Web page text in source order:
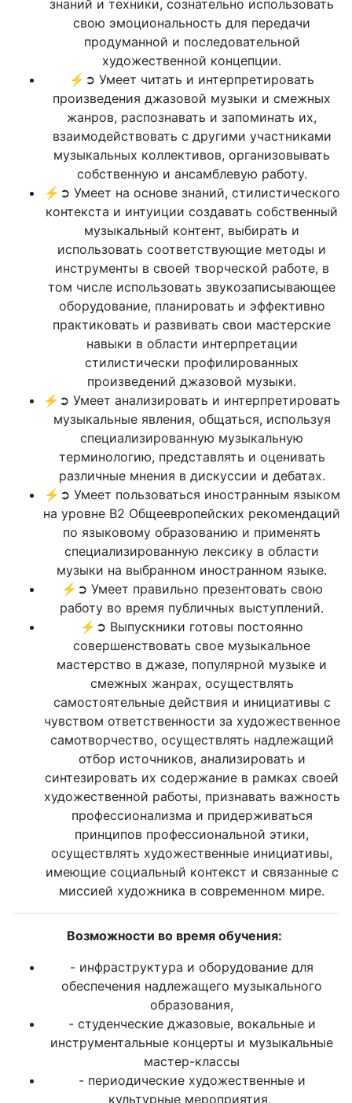
знаний и техники, сознательно использовать
свою эмоциональность для передачи
продуманной и последовательной
художественной концепции.
⚡➲ Умеет читать и интерпретировать
произведения джазовой музыки и смежных
жанров, распознавать и запоминать их,
взаимодействовать с другими участниками
музыкальных коллективов, организовывать
собственную и ансамблевую работу.
⚡➲ Умеет на основе знаний, стилистического
контекста и интуиции создавать собственный
музыкальный контент, выбирать и
использовать соответствующие методы и
инструменты в своей творческой работе, в
том числе использовать звукозаписывающее
оборудование, планировать и эффективно
практиковать и развивать свои мастерские
навыки в области интерпретации
стилистически профилированных
произведений джазовой музыки.
⚡➲ Умеет анализировать и интерпретировать
музыкальные явления, общаться, используя
специализированную музыкальную
терминологию, представлять и оценивать
различные мнения в дискуссии и дебатах.
⚡➲ Умеет пользоваться иностранным языком
на уровне В2 Общеевропейских рекомендаций
по языковому образованию и применять
специализированную лексику в области
музыки на выбранном иностранном языке.
⚡➲ Умеет правильно презентовать свою
работу во время публичных выступлений.
⚡➲ Выпускники готовы постоянно
совершенствовать свое музыкальное
мастерство в джазе, популярной музыке и
смежных жанрах, осуществлять
самостоятельные действия и инициативы с
чувством ответственности за художественное
самотворчество, осуществлять надлежащий
отбор источников, анализировать и
синтезировать их содержание в рамках своей
художественной работы, признавать важность
профессионализма и придерживаться
принципов профессиональной этики,
осуществлять художественные инициативы,
имеющие социальный контекст и связанные с
миссией художника в современном мире.
Возможности во время обучения:
- инфраструктура и оборудование для
обеспечения надлежащего музыкального
образования,
- студенческие джазовые, вокальные и
инструментальные концерты и музыкальные
мастер-классы
- периодические художественные и
культурные мероприятия,